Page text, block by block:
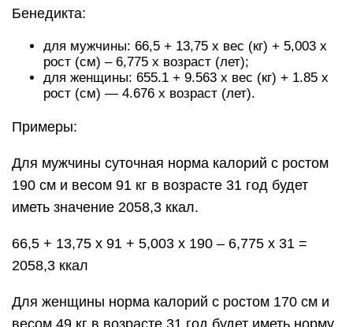
Бенедикта:
для мужчины: 66,5 + 13,75 х вес (кг) + 5,003 х
рост (см) – 6,775 х возраст (лет);
для женщины: 655.1 + 9.563 х вес (кг) + 1.85 х
рост (см) — 4.676 х возраст (лет).
Примеры:
Для мужчины суточная норма калорий с ростом
190 см и весом 91 кг в возрасте 31 год будет
иметь значение 2058,3 ккал.
66,5 + 13,75 х 91 + 5,003 х 190 – 6,775 х 31 =
2058,3 ккал
Для женщины норма калорий с ростом 170 см и
весом 49 кг в возрасте 31 год будет иметь норму